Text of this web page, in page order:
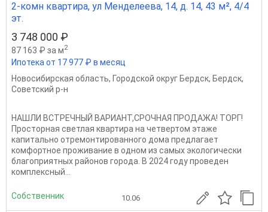
2-комн квартира, ул Менделеева, 14, д. 14, 43 м², 4/4
эт.
3 748 000 ₽
87 163 ₽ за м2
Ипотека от 17 977 ₽ в месяц
Новосибирская область, Городской округ Бердск, Бердск,
Советский р-н
НАШЛИ ВСТРЕЧНЫЙ ВАРИАНТ,СРОЧНАЯ ПРОДАЖА! ТОРГ!
Просторная светлая квартира на четвертом этаже
капитально отремонтированного дома предлагает
комфортное проживание в одном из самых экологически
благоприятных районов города. В 2024 году проведен
комплексный...
Собственник 10.06